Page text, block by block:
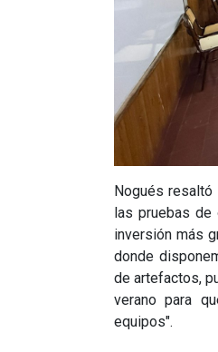
Nogués
las pruebas de
inversión más
donde
de artefactos,
verano para
equipos".